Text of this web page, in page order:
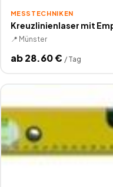
MESSTECHNIKEN
Kreuzlinienlaser mit
📍 Münster
ab28.60€ / Tag